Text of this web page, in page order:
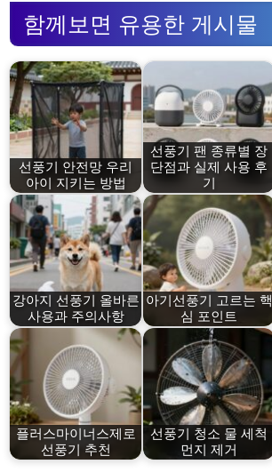
함께보면 유용한 게시물
선풍기 안전망 우리
아이 지키는 방법
선풍기 팬 종류별 장
단점과 실제 사용 후
기
강아지 선풍기 올바른
사용과 주의사항
아기선풍기 고르는 핵
심 포인트
플러스마이너스제로
선풍기 추천
선풍기 청소 물 세척
먼지 제거